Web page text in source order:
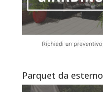
Parquet da esterno